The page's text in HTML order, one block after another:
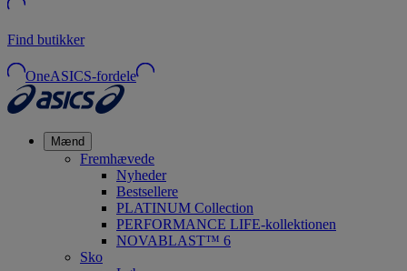
Find butikker
OneASICS-fordele
Mænd
Fremhævede
Nyheder
Bestsellere
PLATINUM Collection
PERFORMANCE LIFE-kollektionen
NOVABLAST™ 6
Sko